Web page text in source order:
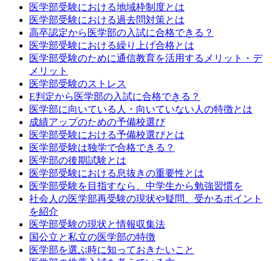
医学部受験における地域枠制度とは
医学部受験における過去問対策とは
高卒認定から医学部の入試に合格できる？
医学部受験における繰り上げ合格とは
医学部受験のために通信教育を活用するメリット・デ
メリット
医学部受験のストレス
E判定から医学部の入試に合格できる？
医学部に向いている人・向いていない人の特徴とは
成績アップのための予備校選び
医学部受験における予備校選びとは
医学部受験は独学で合格できる？
医学部の後期試験とは
医学部受験における息抜きの重要性とは
医学部受験を目指すなら、中学生から勉強習慣を
社会人の医学部再受験の現状や疑問、受かるポイント
を紹介
医学部受験の現状と情報収集法
国公立と私立の医学部の特徴
医学部を選ぶ時に知っておきたいこと